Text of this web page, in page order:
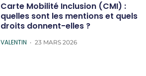
Carte Mobilité Inclusion (CMI) :
quelles sont les mentions et quels
droits donnent-elles ?
POSTED
VALENTIN 23 MARS 2026